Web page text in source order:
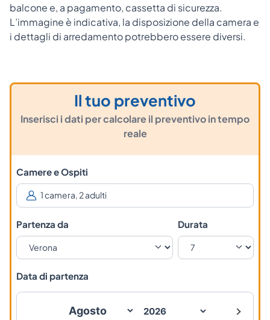
balcone e, a pagamento, cassetta di sicurezza.
L’immagine è indicativa, la disposizione della camera e
i dettagli di arredamento potrebbero essere diversi.
Il tuo preventivo
Inserisci i dati per calcolare il preventivo in tempo
reale
Camere e Ospiti
Partenza da Durata
Data di partenza